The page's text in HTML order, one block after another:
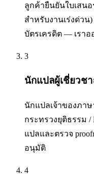
ลูกค้ายืนยันใบเสนอ
สำหรับงานเร่งด่วน
บัตรเครดิต — เรา
3
นักแปลผู้เชี่ยวช
นักแปลเจ้าของภา
กระทรวงยุติธรรม
แปลและตรวจ
อนุมัติ
4